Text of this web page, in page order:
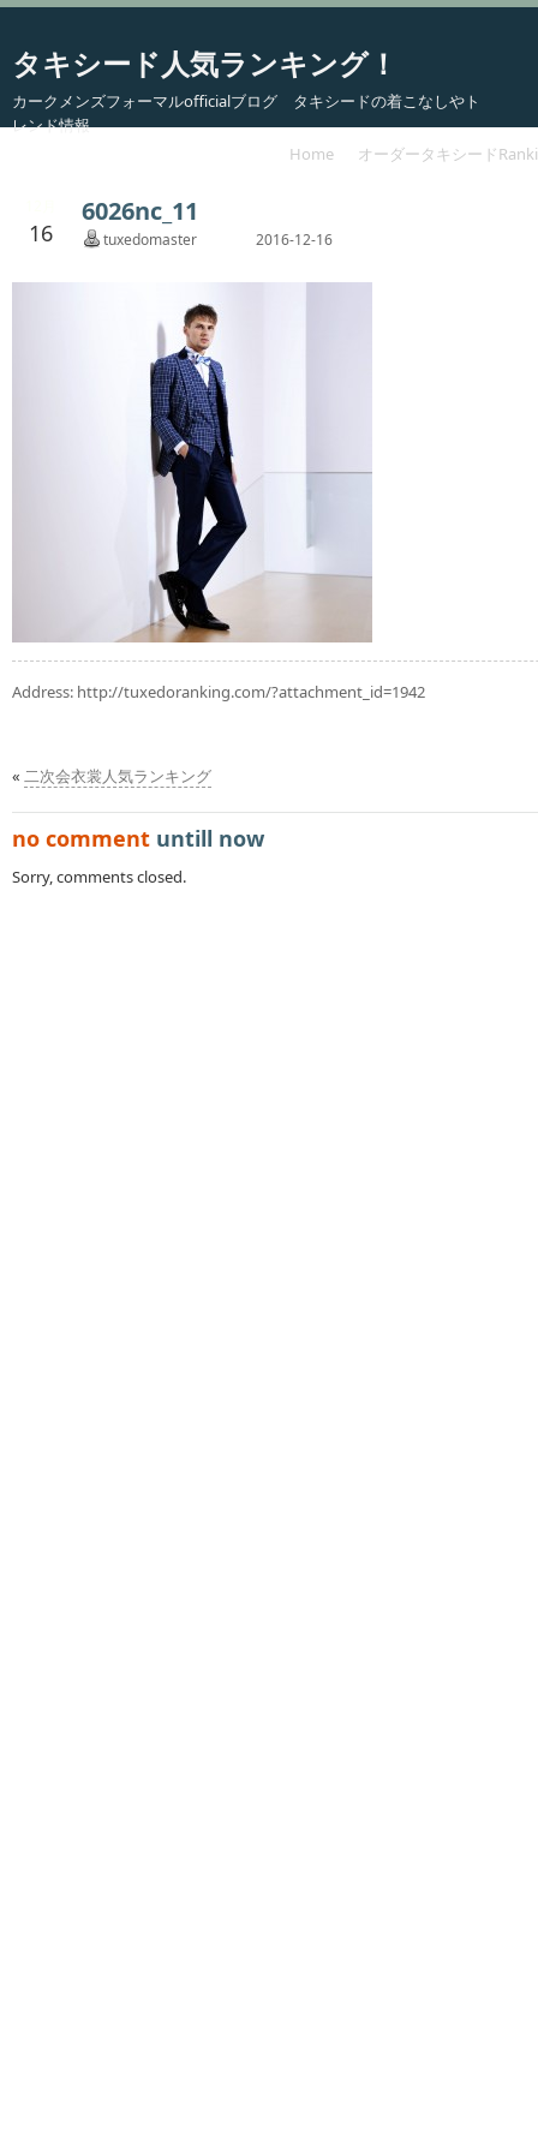
タキシード人気ランキング！
カークメンズフォーマルofficialブログ タキシードの着こなしやト
レンド情報
Home
オーダータキシード
16
6026nc_11
tuxedomaster 2016-12-16
Address: http://tuxedoranking.com/?attachment_id=1942
« 二次会衣裳人気ランキング
no comment untill now
Sorry, comments closed.